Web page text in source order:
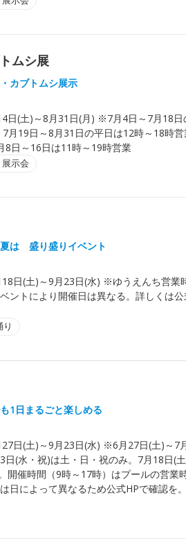
ムシ展
カブトムシ展示
日(土)～8月31日(月) ※7月4日～7月18日
月19日～8月31日の平日は12時～18時
8日～16日は11時～19時営業
示会
は 盛り盛りイベント
日(土)～9月23日(水) ※ゆうえんち営業
ントにより開催日は異なる。詳しくは公
り
1日まるごと楽しめる
日(土)～9月23日(水) ※6月27日(土)～7
日(水・祝)は土・日・祝のみ。7月18日(
開催時間（9時～17時）はプールの営業
日によって異なるため公式HPで確認を。